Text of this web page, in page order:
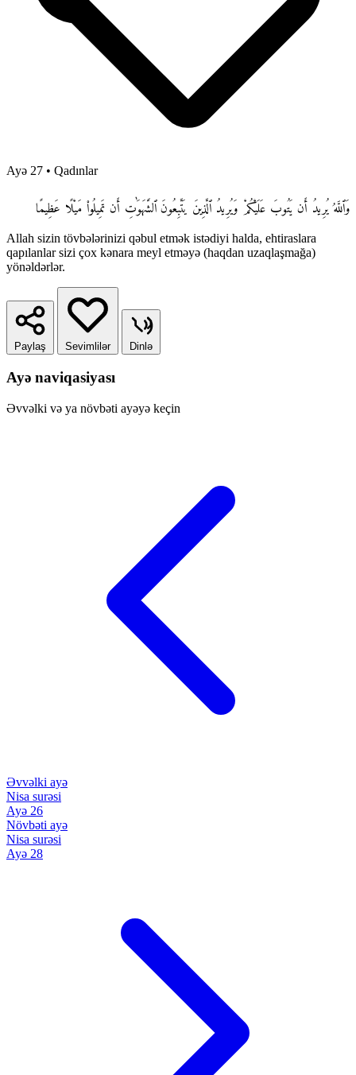
Ayə 27 • Qadınlar
وَٱللَّهُ يُرِيدُ أَن يَتُوبَ عَلَيْكُمْ وَيُرِيدُ ٱلَّذِينَ يَتَّبِعُونَ ٱلشَّهَوَٰتِ أَن تَمِيلُوا۟ مَيْلًا عَظِيمًا
Allah sizin tövbələrinizi qəbul etmək istədiyi halda, ehtiraslara
qapılanlar sizi çox kənara meyl etməyə (haqdan uzaqlaşmağa)
yönəldərlər.
Paylaş Sevimlilər Dinlə
Ayə naviqasiyası
Əvvəlki və ya növbəti ayəyə keçin
Əvvəlki ayə
Nisa surəsi
Ayə 26
Növbəti ayə
Nisa surəsi
Ayə 28